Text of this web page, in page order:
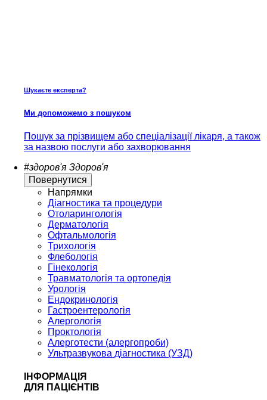
Шукаєте експерта?
Ми допоможемо з пошуком
Пошук за прізвищем або спеціалізації лікаря, а також
за назвою послуги або захворювання
#здоров'я Здоров'я
Повернутися
Напрямки
Діагностика та процедури
Отоларингологія
Дерматологія
Офтальмологія
Трихологія
Флебологія
Гінекологія
Травматологія та ортопедія
Урологія
Ендокринологія
Гастроентерологія
Алергологія
Проктологія
Алерготести (алергопроби)
Ультразвукова діагностика (УЗД)
ІНФОРМАЦІЯ
ДЛЯ ПАЦІЄНТІВ